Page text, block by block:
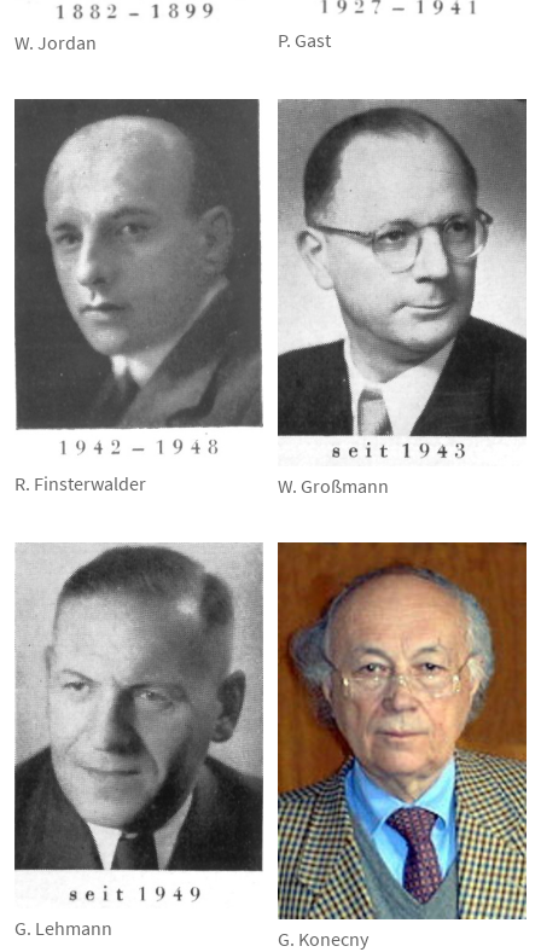
W. Jordan P. Gast
R. Finsterwalder W. Großmann
G. Lehmann G. Konecny